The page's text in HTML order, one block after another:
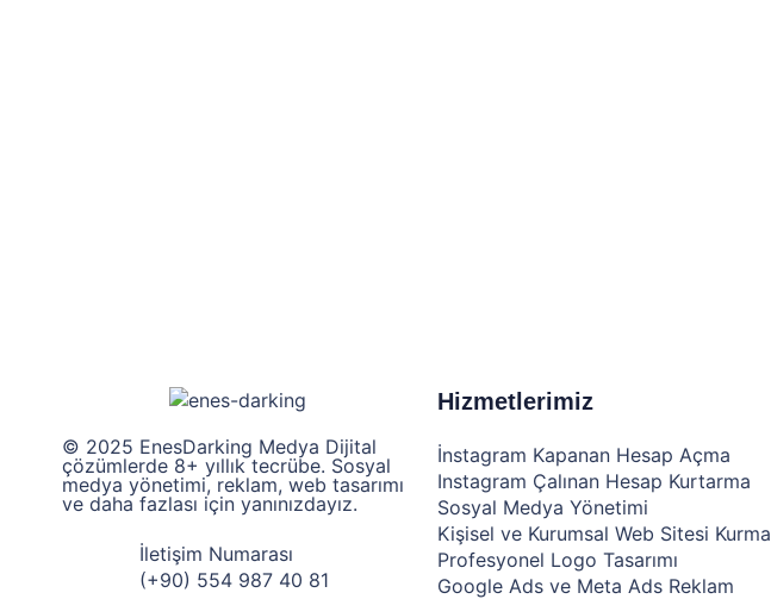
© 2025 EnesDarking Medya Dijital
çözümlerde 8+ yıllık tecrübe. Sosyal
medya yönetimi, reklam, web tasarımı
ve daha fazlası için yanınızdayız.
İletişim Numarası
(+90) 554 987 40 81
Hizmetlerimiz
İnstagram Kapanan Hesap Açma
Instagram Çalınan Hesap Kurtarma
Sosyal Medya Yönetimi
Kişisel ve Kurumsal Web Sitesi Kurma
Profesyonel Logo Tasarımı
Google Ads ve Meta Ads Reklam